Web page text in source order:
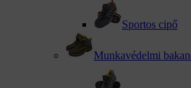
Sportos cipő
Munkavédelmi